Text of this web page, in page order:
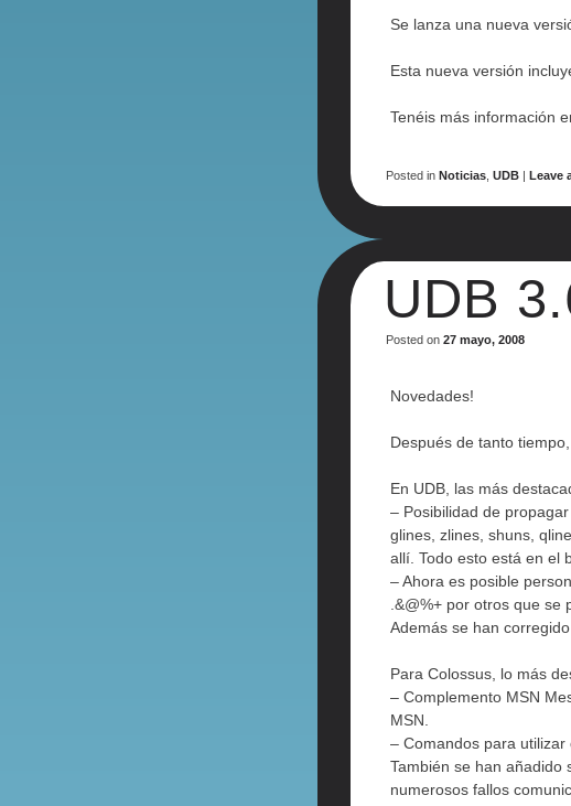
Se lanza una nueva
Esta nueva versión
Tenéis más información
Posted inNoticias ,UDB |Leave
UDB
Posted on27 mayo, 2008
Novedades!
Después de tanto
En UDB, las más
– Posibilidad de
glines, zlines, shuns,
allí. Todo esto está en el
– Ahora es posible
.&@%+ por otros que se
Además se han
Para Colossus, lo más
– Complemento MSN
MSN.
– Comandos para
También se han añadido
numerosos fallos